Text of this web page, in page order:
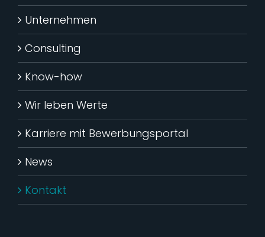
Unternehmen
Consulting
Know-how
Wir leben Werte
Karriere mit Bewerbungsportal
News
Kontakt